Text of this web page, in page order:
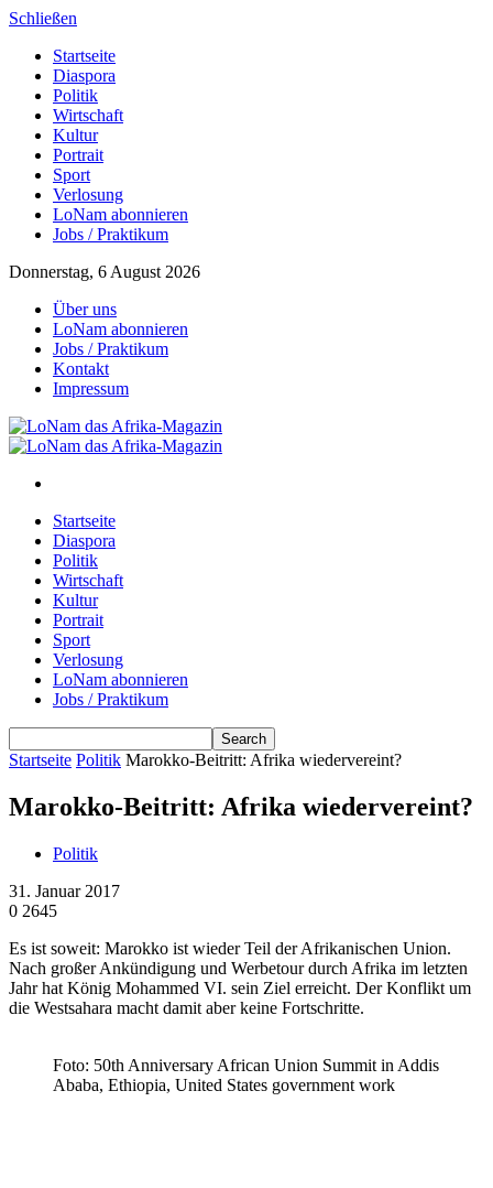
Schließen
Startseite
Diaspora
Politik
Wirtschaft
Kultur
Portrait
Sport
Verlosung
LoNam abonnieren
Jobs / Praktikum
Donnerstag, 6 August 2026
Über uns
LoNam abonnieren
Jobs / Praktikum
Kontakt
Impressum
Startseite
Diaspora
Politik
Wirtschaft
Kultur
Portrait
Sport
Verlosung
LoNam abonnieren
Jobs / Praktikum
Startseite Politik Marokko-Beitritt: Afrika wiedervereint?
Marokko-Beitritt: Afrika wiedervereint?
Politik
31. Januar 2017
0 2645
Es ist soweit: Marokko ist wieder Teil der Afrikanischen Union.
Nach großer Ankündigung und Werbetour durch Afrika im letzten
Jahr hat König Mohammed VI. sein Ziel erreicht. Der Konflikt um
die Westsahara macht damit aber keine Fortschritte.
Foto: 50th Anniversary African Union Summit in Addis
Ababa, Ethiopia, United States government work